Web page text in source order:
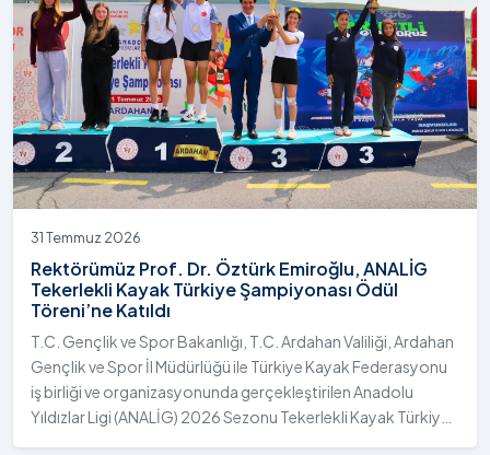
31 Temmuz 2026
Rektörümüz Prof. Dr. Öztürk Emiroğlu, ANALİG
Tekerlekli Kayak Türkiye Şampiyonası Ödül
Töreni’ne Katıldı
T.C. Gençlik ve Spor Bakanlığı, T.C. Ardahan Valiliği, Ardahan
Gençlik ve Spor İl Müdürlüğü ile Türkiye Kayak Federasyonu
iş birliği ve organizasyonunda gerçekleştirilen Anadolu
Yıldızlar Ligi (ANALİG) 2026 Sezonu Tekerlekli Kayak Türkiye